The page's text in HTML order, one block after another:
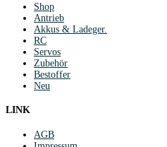
Shop
Antrieb
Akkus & Ladeger.
RC
Servos
Zubehör
Bestoffer
Neu
LINK
AGB